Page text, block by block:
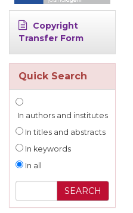
Copyright
Transfer Form
Quick Search
In authors and institutes
In titles and abstracts
In keywords
In all